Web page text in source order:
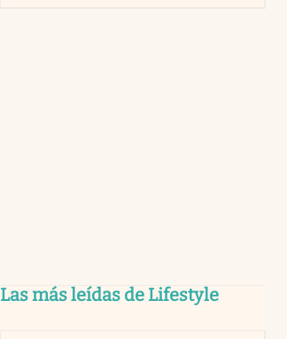
Las más leídas de Lifestyle